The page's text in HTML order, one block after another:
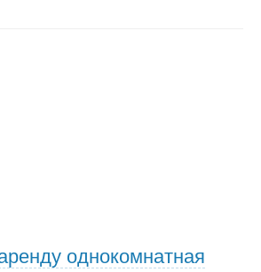
однокомнатная